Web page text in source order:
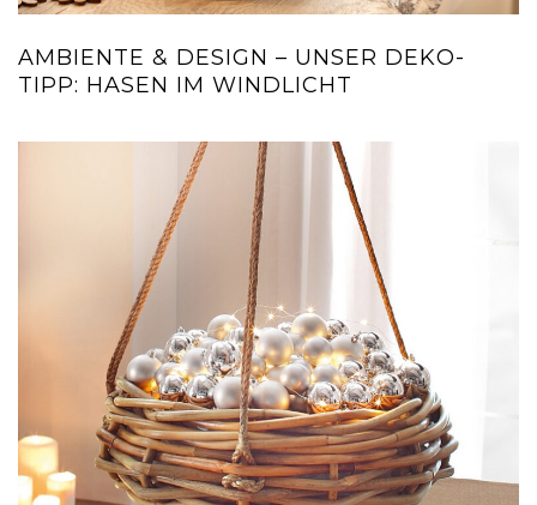
AMBIENTE & DESIGN – UNSER DEKO-
TIPP: HASEN IM WINDLICHT